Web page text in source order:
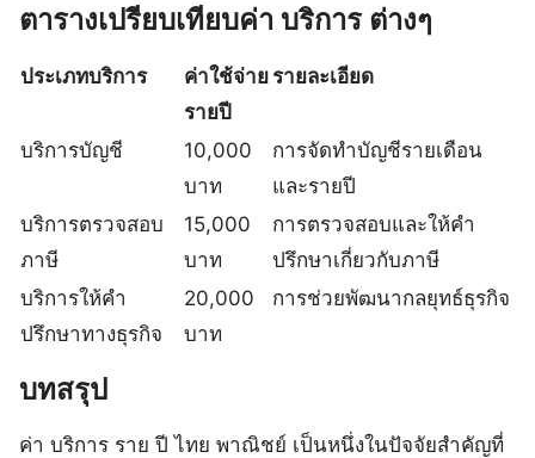
ตารางเปรียบเทียบค่า บริการ ต่างๆ
ประเภทบริการ
ค่าใช้จ่าย
รายปี
รายละเอียด
บริการบัญชี
10,000
บาท
การจัดทำบัญชีรายเดือน
และรายปี
บริการตรวจสอบ
ภาษี
15,000
บาท
การตรวจสอบและให้คำ
ปรึกษาเกี่ยวกับภาษี
บริการให้คำ
ปรึกษาทางธุรกิจ
20,000
บาท
การช่วยพัฒนากลยุทธ์ธุรกิจ
บทสรุป
ค่า บริการ ราย ปี ไทย พาณิชย์ เป็นหนึ่งในปัจจัยสำคัญที่